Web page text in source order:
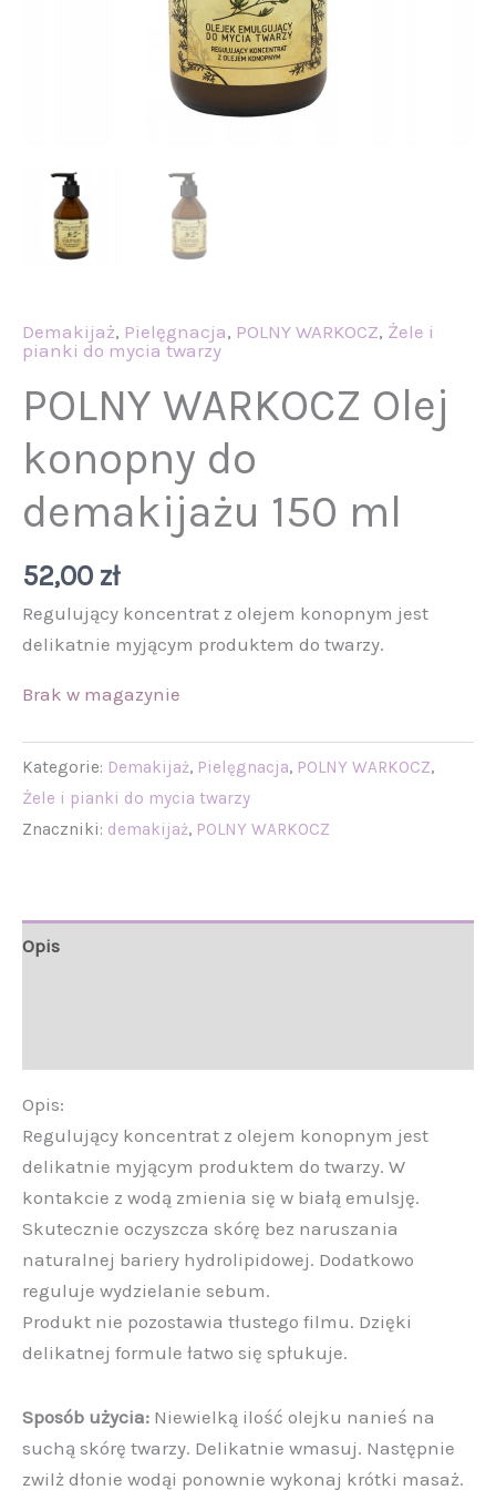
Demakijaż, Pielęgnacja, POLNY WARKOCZ, Żele i
pianki do mycia twarzy
POLNY WARKOCZ Olej
konopny do
demakijażu 150 ml
52,00 zł
Regulujący koncentrat z olejem konopnym jest
delikatnie myjącym produktem do twarzy.
Brak w magazynie
Kategorie: Demakijaż, Pielęgnacja, POLNY WARKOCZ,
Żele i pianki do mycia twarzy
Znaczniki: demakijaż, POLNY WARKOCZ
Opis
Opis:
Regulujący koncentrat z olejem konopnym jest
delikatnie myjącym produktem do twarzy. W
kontakcie z wodą zmienia się w białą emulsję.
Skutecznie oczyszcza skórę bez naruszania
naturalnej bariery hydrolipidowej. Dodatkowo
reguluje wydzielanie sebum.
Produkt nie pozostawia tłustego filmu. Dzięki
delikatnej formule łatwo się spłukuje.
Sposób użycia: Niewielką ilość olejku nanieś na
suchą skórę twarzy. Delikatnie wmasuj. Następnie
zwilż dłonie wodąi ponownie wykonaj krótki masaż.